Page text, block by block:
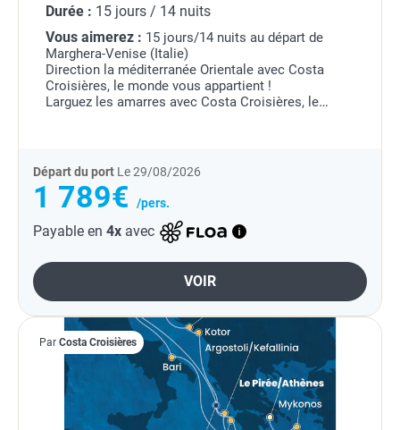
Durée : 15 jours / 14 nuits
Vous aimerez : 15 jours/14 nuits au départ de
Marghera-Venise (Italie)
Direction la méditerranée Orientale avec Costa
Croisières, le monde vous appartient !
Larguez les amarres avec Costa Croisières, le
Départ du port Le 29/08/2026
1 789€ /pers.
Payable en 4x avec
VOIR
Par Costa Croisières